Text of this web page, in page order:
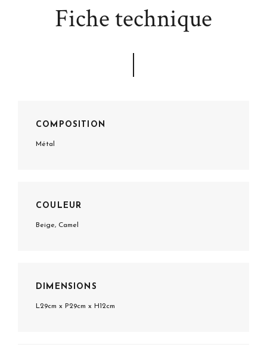
Fiche technique
COMPOSITION
Métal
COULEUR
Beige, Camel
DIMENSIONS
L29cm x P29cm x H12cm